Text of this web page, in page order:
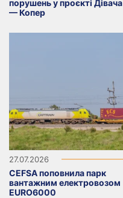
порушень у проєкті Дівача
— Копер
27.07.2026
CEFSA поповнила парк
вантажним електровозом
EURO6000